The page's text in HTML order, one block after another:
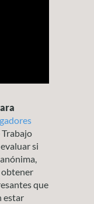
si
obtener
que
estar